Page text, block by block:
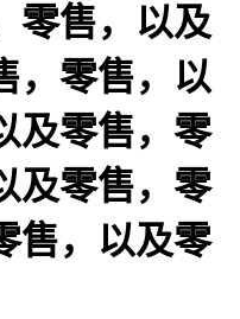
零售，以及
，零售，以
及零售，零
及零售，零
售，以及零